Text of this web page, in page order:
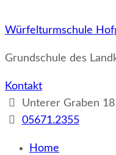
Würfelturmschule
Grundschule des
Kontakt
Unterer Graben 18
05671.2355
Home